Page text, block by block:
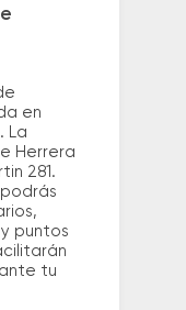
en
La
Herrera
281.
puntos
tu